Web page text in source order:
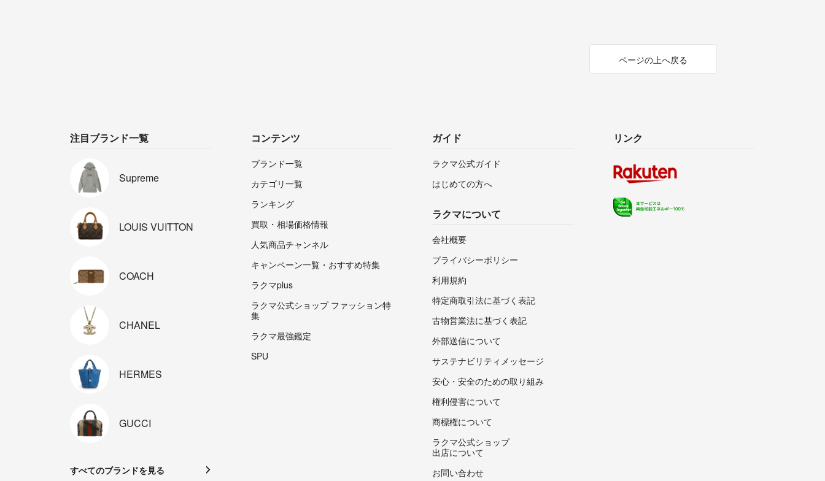
ページの上へ戻る
注目ブランド一覧
Supreme
LOUIS VUITTON
COACH
CHANEL
HERMES
GUCCI
すべてのブランドを見る
コンテンツ
ブランド一覧
カテゴリ一覧
ランキング
買取・相場価格情報
人気商品チャンネル
キャンペーン一覧・おすすめ特集
ラクマplus
ラクマ公式ショップ ファッション特
集
ラクマ最強鑑定
SPU
ガイド
ラクマ公式ガイド
はじめての方へ
ラクマについて
会社概要
プライバシーポリシー
利用規約
特定商取引法に基づく表記
古物営業法に基づく表記
外部送信について
サステナビリティメッセージ
安心・安全のための取り組み
権利侵害について
商標権について
ラクマ公式ショップ
出店について
お問い合わせ
リンク